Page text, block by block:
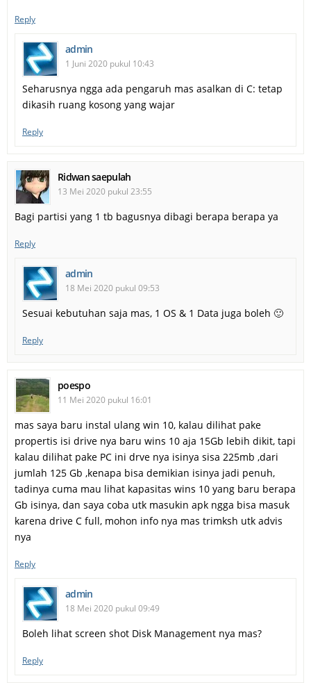
Reply
admin
1 Juni 2020 pukul 10:43
Seharusnya ngga ada pengaruh mas asalkan di C: tetap
dikasih ruang kosong yang wajar
Reply
Ridwan saepulah
13 Mei 2020 pukul 23:55
Bagi partisi yang 1 tb bagusnya dibagi berapa berapa ya
Reply
admin
18 Mei 2020 pukul 09:53
Sesuai kebutuhan saja mas, 1 OS & 1 Data juga boleh 🙂
Reply
poespo
11 Mei 2020 pukul 16:01
mas saya baru instal ulang win 10, kalau dilihat pake
propertis isi drive nya baru wins 10 aja 15Gb lebih dikit, tapi
kalau dilihat pake PC ini drve nya isinya sisa 225mb ,dari
jumlah 125 Gb ,kenapa bisa demikian isinya jadi penuh,
tadinya cuma mau lihat kapasitas wins 10 yang baru berapa
Gb isinya, dan saya coba utk masukin apk ngga bisa masuk
karena drive C full, mohon info nya mas trimksh utk advis
nya
Reply
admin
18 Mei 2020 pukul 09:49
Boleh lihat screen shot Disk Management nya mas?
Reply